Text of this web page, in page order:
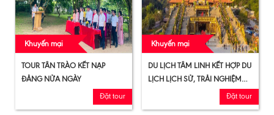
Khuyến mại
TOUR TÂN TRÀO KẾT NẠP
ĐẢNG NỬA NGÀY
Đặt tour
Khuyến mại
DU LỊCH TÂM LINH KẾT HỢP DU
LỊCH LỊCH SỬ, TRẢI NGHIỆM
Đặt tour